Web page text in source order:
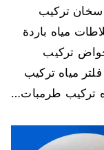
سخان تركيب
مياه باردة
تركيب
مياه تركيب
تركيب طرمبات…